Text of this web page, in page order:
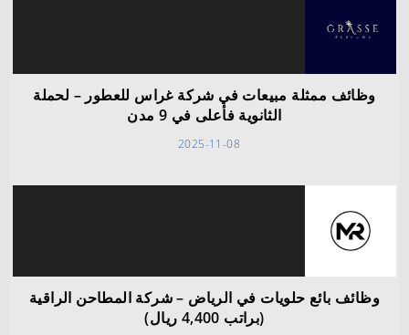
وظائف ممثلة مبيعات في شركة غراس للعطور – لحملة
الثانوية فأعلى في 9 مدن
2025-11-08
وظائف بائع حلويات في الرياض – شركة المطاحن الراقية
(براتب 4,400 ريال)